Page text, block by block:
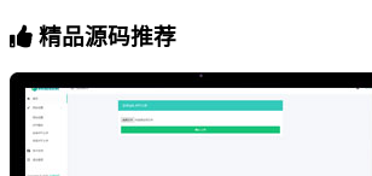
精品源码推荐